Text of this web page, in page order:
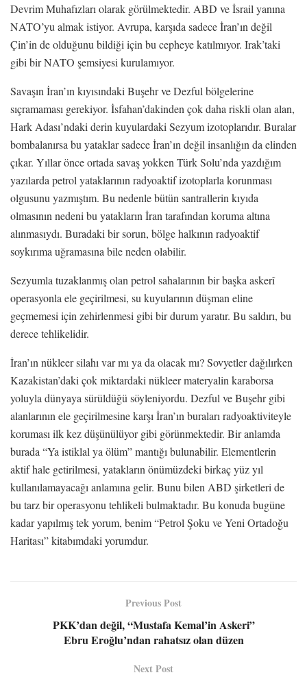
Devrim Muhafızları olarak görülmektedir. ABD ve İsrail yanına
NATO’yu almak istiyor. Avrupa, karşıda sadece İran’ın değil
Çin’in de olduğunu bildiği için bu cepheye katılmıyor. Irak’taki
gibi bir NATO şemsiyesi kurulamıyor.
Savaşın İran’ın kıyısındaki Buşehr ve Dezful bölgelerine
sıçramaması gerekiyor. İsfahan’dakinden çok daha riskli olan alan,
Hark Adası’ndaki derin kuyulardaki Sezyum izotoplarıdır. Buralar
bombalanırsa bu yataklar sadece İran’ın değil insanlığın da elinden
çıkar. Yıllar önce ortada savaş yokken Türk Solu’nda yazdığım
yazılarda petrol yataklarının radyoaktif izotoplarla korunması
olgusunu yazmıştım. Bu nedenle bütün santrallerin kıyıda
olmasının nedeni bu yatakların İran tarafından koruma altına
alınmasıydı. Buradaki bir sorun, bölge halkının radyoaktif
soykırıma uğramasına bile neden olabilir.
Sezyumla tuzaklanmış olan petrol sahalarının bir başka askerî
operasyonla ele geçirilmesi, su kuyularının düşman eline
geçmemesi için zehirlenmesi gibi bir durum yaratır. Bu saldırı, bu
derece tehlikelidir.
İran’ın nükleer silahı var mı ya da olacak mı? Sovyetler dağılırken
Kazakistan’daki çok miktardaki nükleer materyalin karaborsa
yoluyla dünyaya sürüldüğü söyleniyordu. Dezful ve Buşehr gibi
alanlarının ele geçirilmesine karşı İran’ın buraları radyoaktiviteyle
koruması ilk kez düşünülüyor gibi görünmektedir. Bir anlamda
burada “Ya istiklal ya ölüm” mantığı bulunabilir. Elementlerin
aktif hale getirilmesi, yatakların önümüzdeki birkaç yüz yıl
kullanılamayacağı anlamına gelir. Bunu bilen ABD şirketleri de
bu tarz bir operasyonu tehlikeli bulmaktadır. Bu konuda bugüne
kadar yapılmış tek yorum, benim “Petrol Şoku ve Yeni Ortadoğu
Haritası” kitabımdaki yorumdur.
Previous Post
PKK’dan değil, “Mustafa Kemal’in Askeri”
Ebru Eroğlu’ndan rahatsız olan düzen
Next Post